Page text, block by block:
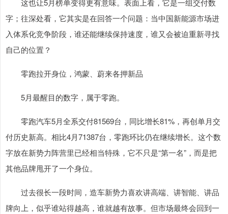
这也让5月榜单变得更有意味。表面上看，它是一组交付数
字；往深处看，它其实是在回答一个问题：当中国新能源市场进
入体系化竞争阶段，谁还能继续保持速度，谁又会被迫重新寻找
自己的位置？
零跑拉开身位，鸿蒙、蔚来各押新品
5月最醒目的数字，属于零跑。
零跑汽车5月全系交付81569台，同比增长81%，再创单月交
付历史新高。相比4月71387台，零跑环比仍在继续增长。这个数
字放在新势力阵营里已经相当特殊，它不只是“第一名”，而是把
其他品牌甩开了一个身位。
过去很长一段时间，造车新势力喜欢讲高端、讲智能、讲品
牌向上，似乎谁站得越高，谁就越有故事。但市场最终会回到一